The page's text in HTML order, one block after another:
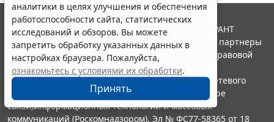
аналитики в целях улучшения и обеспечения
работоспособности сайта, статистических
исследований и обзоров. Вы можете
запретить обработку указанных данных в
настройках браузера. Пожалуйста,
ознакомьтесь с условиями их обработки.
Принять
© ООО "НПП "ГАРАНТ-СЕРВИС", 2026. Система ГАРАНТ
выпускается с 1990 года. Компания "Гарант" и ее партнеры
являются участниками Российской ассоциации правовой
информации ГАРАНТ.
Портал ГАРАНТ.РУ зарегистрирован в качестве сетевого
издания Федеральной службой по надзору в сфере
связи,информационных технологий и массовых
коммуникаций (Роскомнадзором), Эл № ФС77-58365 от 18